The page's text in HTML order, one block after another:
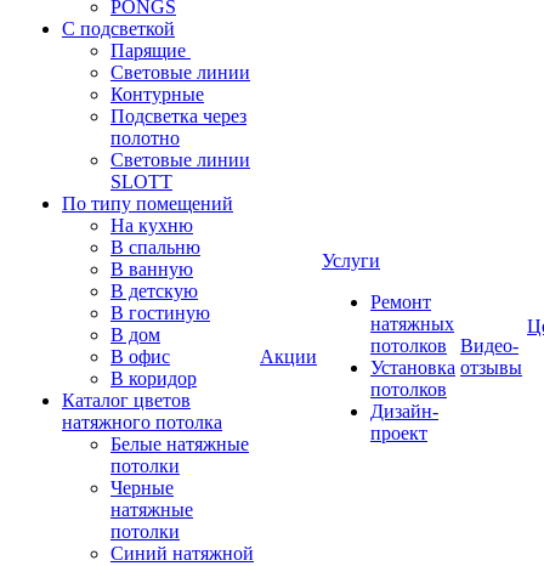
PONGS
С подсветкой
Парящие
Световые линии
Контурные
Подсветка через
полотно
Световые линии
SLOTT
По типу помещений
На кухню
В спальню
В ванную
В детскую
В гостиную
В дом
В офис
В коридор
Каталог цветов
натяжного потолка
Белые натяжные
потолки
Черные
натяжные
потолки
Синий натяжной
Акции
Услуги
Ремонт
натяжных
потолков
Установка
потолков
Дизайн-
проект
Видео-
отзывы